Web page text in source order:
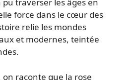
traverser les âges en
force dans le cœur des
relie les mondes
et modernes, teintée
on raconte que la rose